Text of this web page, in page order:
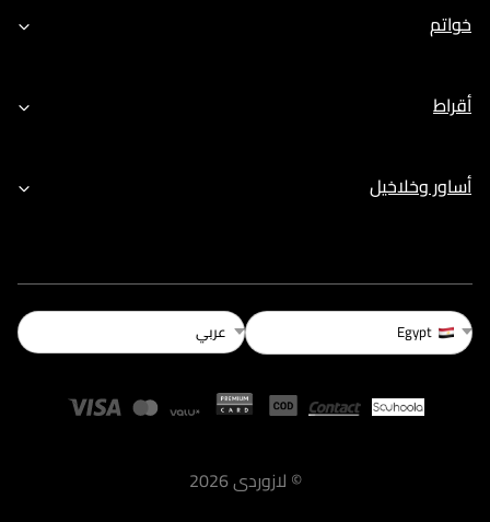
خواتم
أقراط
أساور وخلاخيل
Egypt عربي
© لازوردى2026